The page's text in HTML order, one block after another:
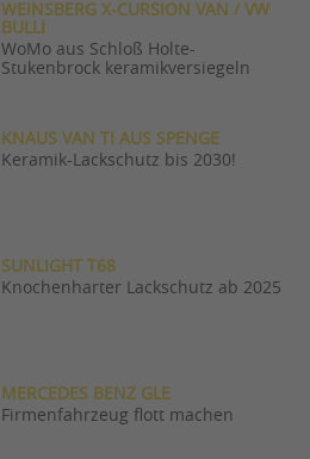
WEINSBERG X-CURSION VAN / VW
BULLI
WoMo aus Schloß Holte-
Stukenbrock keramikversiegeln
KNAUS VAN TI AUS SPENGE
Keramik-Lackschutz bis 2030!
SUNLIGHT T68
Knochenharter Lackschutz ab 2025
MERCEDES BENZ GLE
Firmenfahrzeug flott machen